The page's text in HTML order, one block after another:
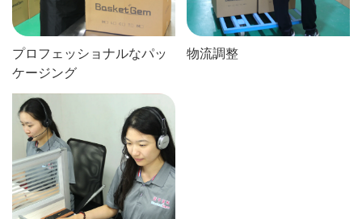
プロフェッショナルなパッ
ケージング
物流調整